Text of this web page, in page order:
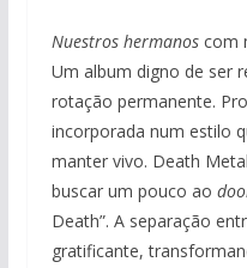
Nuestros hermanoscom
Um album digno de ser
rotação permanente.
incorporada num estilo
manter vivo. Death
buscar um pouco ao
Death”. A separação
gratificante,